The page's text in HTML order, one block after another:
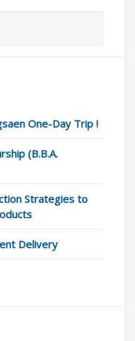
One-Day Trip !
(B.B.A.
Strategies to
Delivery